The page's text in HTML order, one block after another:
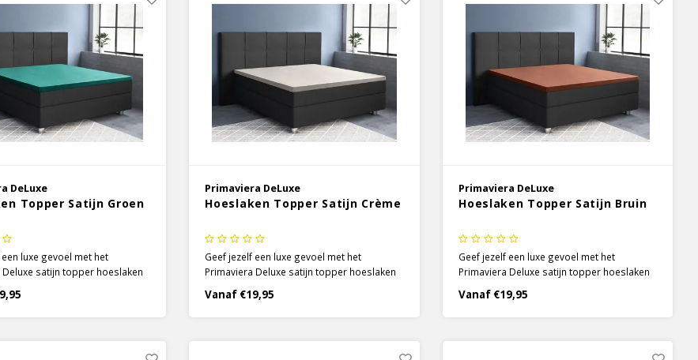
DeLuxe
Topper Satijn Groen
luxe gevoel met het
Deluxe satijn topper hoeslaken
groen. Door de specifieke
wordt het 100%
zacht en soepel en krijgt het
Primaviera DeLuxe
Hoeslaken Topper Satijn Crème
Geef jezelf een luxe gevoel met het
Primaviera Deluxe satijn topper hoeslaken
in de kleur crème. Door de specifieke
satijnen weeftechniek wordt het 100%
katoen heerlijk zacht en soepel en krijgt het
Vanaf €19,95
Primaviera DeLuxe
Hoeslaken Topper Satijn Bruin
Geef jezelf een luxe gevoel met het
Primaviera Deluxe satijn topper hoeslaken
in de kleur bruin. Door de specifieke
satijnen weeftechniek wordt het 100%
katoen heerlijk zacht en soepel en krijgt het
Vanaf €19,95